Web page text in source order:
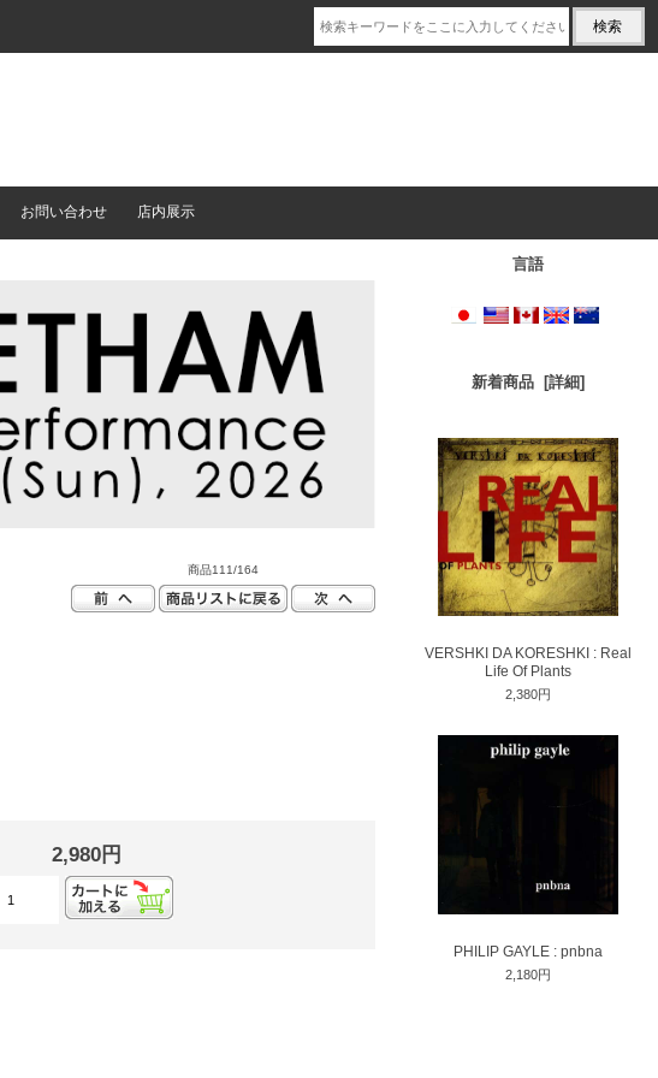
お問い合わせ 店内展示
商品111/164
2,980円
言語
新着商品 [詳細]
VERSHKI DA KORESHKI : Real
Life Of Plants
2,380円
PHILIP GAYLE : pnbna
2,180円